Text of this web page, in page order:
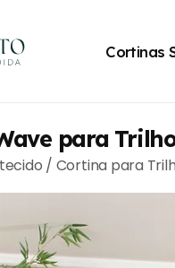
Cortinas
para
/ Cortina para